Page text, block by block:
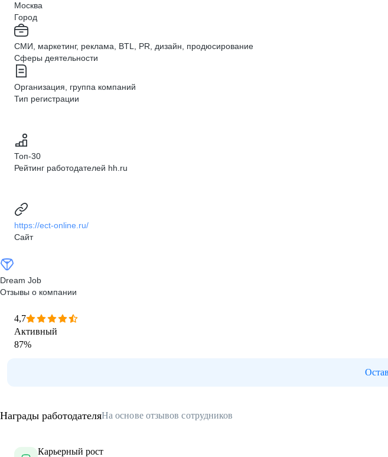
Москва
Город
СМИ, маркетинг, реклама, BTL, PR, дизайн, продюсирование
Сферы деятельности
Организация, группа компаний
Тип регистрации
Топ-30
Рейтинг работодателей hh.ru
https://ect-online.ru/
Сайт
Dream Job
Отзывы о компании
4,7
Активный
87%
Награды работодателяНа основе отзывов сотрудников
Карьерный рост